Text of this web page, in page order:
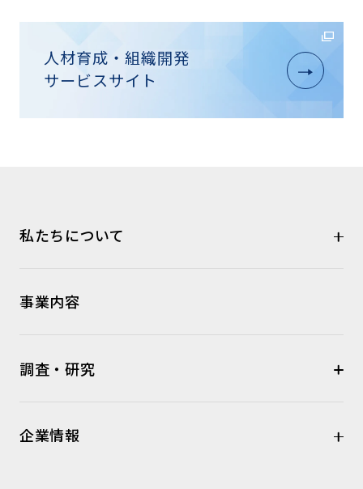
人材育成・組織開発
サービスサイト
私たちについて
事業内容
調査・研究
企業情報